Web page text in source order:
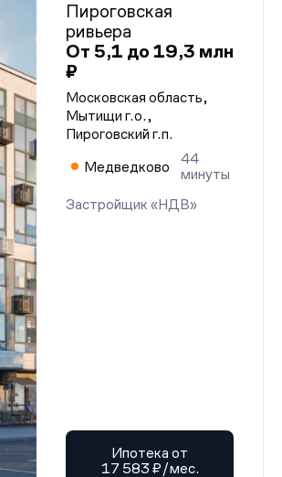
Пироговская
ривьера
От 5,1 до 19,3 млн
₽
Московская область,
Мытищи г.о.,
Пироговский г.п.
Медведково
44
минуты
Застройщик «НДВ»
Ипотека от
17 583 ₽/мес.